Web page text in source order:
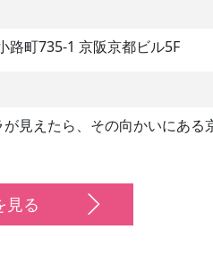
路町735-1 京阪京都ビル5F
見えたら、その向かいにある
見る